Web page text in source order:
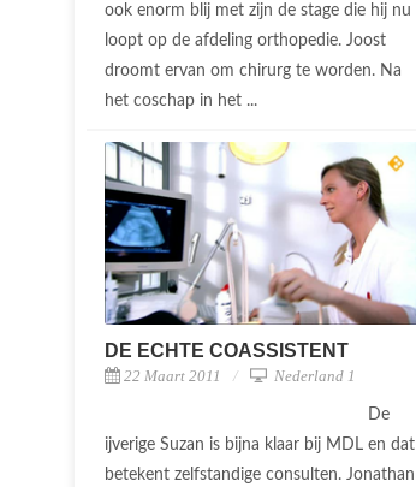
ook enorm blij met zijn de stage die hij nu
loopt op de afdeling orthopedie. Joost
droomt ervan om chirurg te worden. Na
het coschap in het ...
DE ECHTE COASSISTENT
22 Maart 2011 Nederland 1
De
ijverige Suzan is bijna klaar bij MDL en dat
betekent zelfstandige consulten. Jonathan